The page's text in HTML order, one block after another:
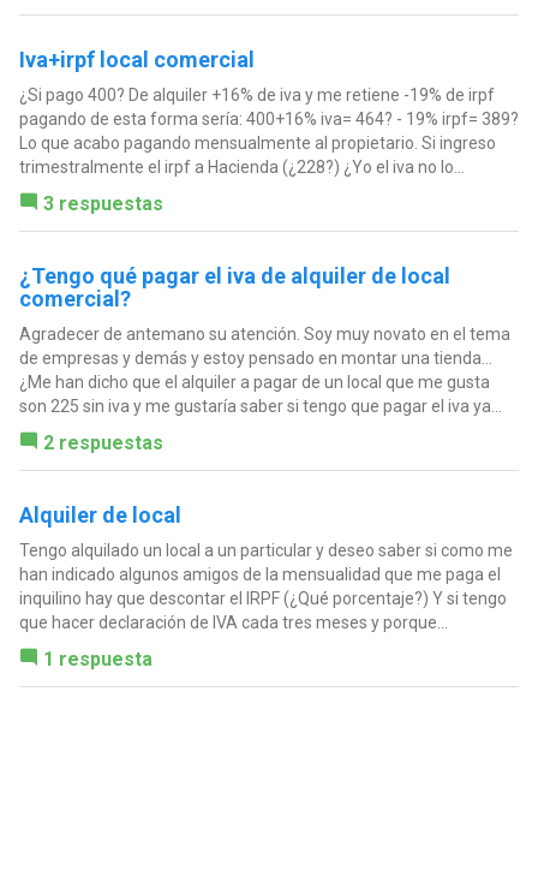
Iva+irpf local comercial
¿Si pago 400? De alquiler +16% de iva y me retiene -19% de irpf
pagando de esta forma sería: 400+16% iva= 464? - 19% irpf= 389?
Lo que acabo pagando mensualmente al propietario. Si ingreso
trimestralmente el irpf a Hacienda (¿228?) ¿Yo el iva no lo...
3 respuestas
¿Tengo qué pagar el iva de alquiler de local
comercial?
Agradecer de antemano su atención. Soy muy novato en el tema
de empresas y demás y estoy pensado en montar una tienda...
¿Me han dicho que el alquiler a pagar de un local que me gusta
son 225 sin iva y me gustaría saber si tengo que pagar el iva ya...
2 respuestas
Alquiler de local
Tengo alquilado un local a un particular y deseo saber si como me
han indicado algunos amigos de la mensualidad que me paga el
inquilino hay que descontar el IRPF (¿Qué porcentaje?) Y si tengo
que hacer declaración de IVA cada tres meses y porque...
1 respuesta